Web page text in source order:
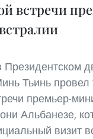
встречи
Тьинь провел
премьер-
Альбанезе,
визит